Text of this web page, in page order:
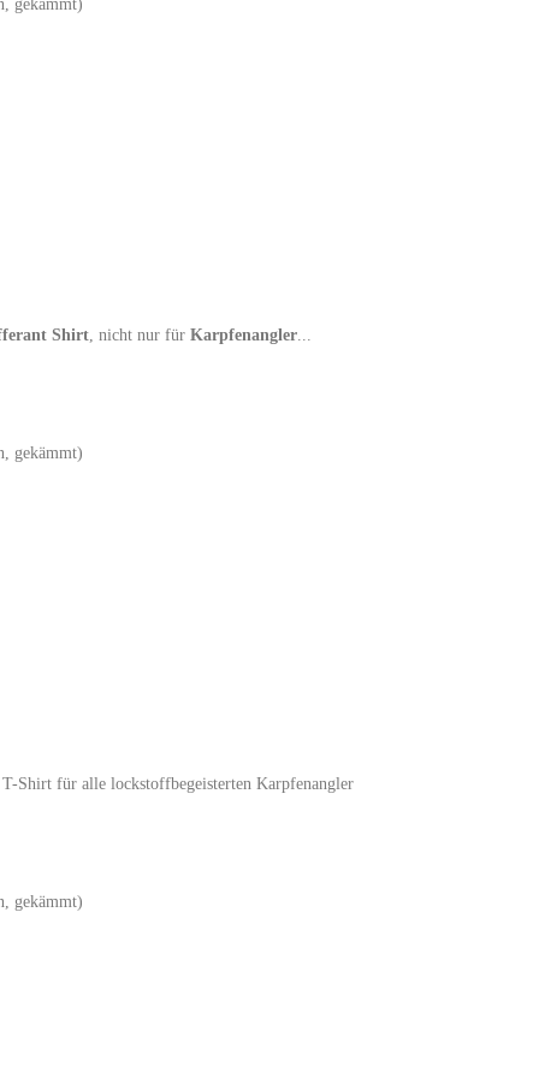
gekämmt)
Shirt, nicht nur für Karpfenangler...
gekämmt)
T-Shirt für alle lockstoffbegeisterten Karpfenangler
gekämmt)